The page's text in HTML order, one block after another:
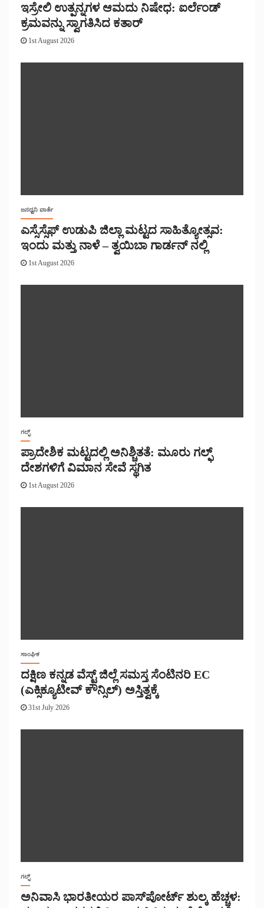
ಇಸ್ರೇಲಿ ಉತ್ಪನ್ನಗಳ ಆಮದು ನಿಷೇಧ: ಐರ್ಲೆಂಡ್
ಕ್ರಮವನ್ನು ಸ್ವಾಗತಿಸಿದ ಕತಾರ್
1st August 2026
ಜನಧ್ವನಿ ವಾರ್ತೆ
ಎಸ್ಸೆಸ್ಸೆಫ್ ಉಡುಪಿ ಜಿಲ್ಲಾ ಮಟ್ಟದ ಸಾಹಿತ್ಯೋತ್ಸವ:
ಇಂದು ಮತ್ತು ನಾಳೆ – ತ್ವಯಿಬಾ ಗಾರ್ಡನ್ ನಲ್ಲಿ
1st August 2026
ಗಲ್ಫ್
ಪ್ರಾದೇಶಿಕ ಮಟ್ಟದಲ್ಲಿ ಅನಿಶ್ಚಿತತೆ: ಮೂರು ಗಲ್ಫ್
ದೇಶಗಳಿಗೆ ವಿಮಾನ ಸೇವೆ ಸ್ಥಗಿತ
1st August 2026
ಸಾಂಘಿಕ
ದಕ್ಷಿಣ ಕನ್ನಡ ವೆಸ್ಟ್ ಜಿಲ್ಲೆ ಸಮಸ್ತ ಸೆಂಟಿನರಿ EC
(ಎಕ್ಸಿಕ್ಯೂಟೀವ್ ಕೌನ್ಸಿಲ್) ಅಸ್ತಿತ್ವಕ್ಕೆ
31st July 2026
ಗಲ್ಫ್
ಅನಿವಾಸಿ ಭಾರತೀಯರ ಪಾಸ್‌ಪೋರ್ಟ್ ಶುಲ್ಕ ಹೆಚ್ಚಳ: